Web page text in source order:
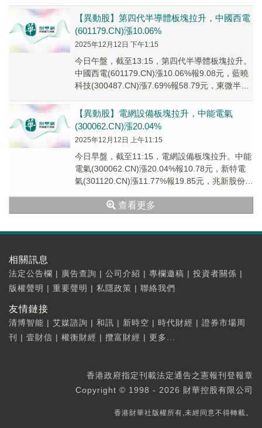
【異動股】第四代半導體板塊拉升，中國西電
(601179.CN)漲10.06%
2025年12月12日 下午1:15
今日午盤，截至13:15，第四代半導體板塊拉升。
中國西電(601179.CN)漲10.06%報9.08元，藍曉
科技(300487.CN)漲7.69%報58.79元，東微半導
【異動股】電網設備板塊拉升，中能電氣
(300062.CN)漲20.04%
2025年12月12日 上午11:15
今日早盤，截至11:15，電網設備板塊拉升。中能
電氣(300062.CN)漲20.04%報10.78元，新特電
氣(301120.CN)漲11.77%報19.85元，兆新股份
查看更多
相關訊息
法定公告欄 | 廣告查詢 | 公司介紹 | 專欄邀稿 | 投資者關係 |
版權聲明 | 重要聲明 | 私隱政策 | 聯絡我們
友情鏈接
清博智能 | 艾媒諮詢 | 和訊 | 新時空 | 時代財經 | 證券市場周
刊
| 壹財信 | 權衡財經 | 攬富財經 | 更多...
香港政府指定刊載法定通告之憲報刊登報章
Copyright © 1998 - 2026 財華控股有限公司
香港財華社版權所有,未經同意不得轉載。